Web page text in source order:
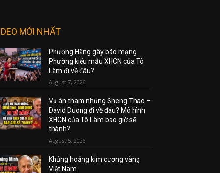
MỚI NHẤT
Phương Hằng gây bão mạng,
Phường kiểu mẫu XHCN của Tô
Lâm đi về đâu?
August 7, 2026
Vụ án tham nhũng Sheng Thao –
David Duong đi về đâu? Mô hình
XHCN của Tô Lâm bao giờ sẽ
thành?
August 5, 2026
Khủng hoảng kim cương vàng
Việt Nam